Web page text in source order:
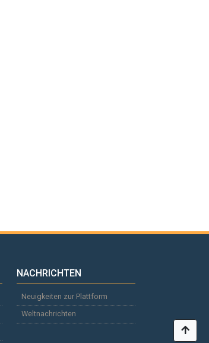
NACHRICHTEN
Neuigkeiten zur Plattform
Weltnachrichten